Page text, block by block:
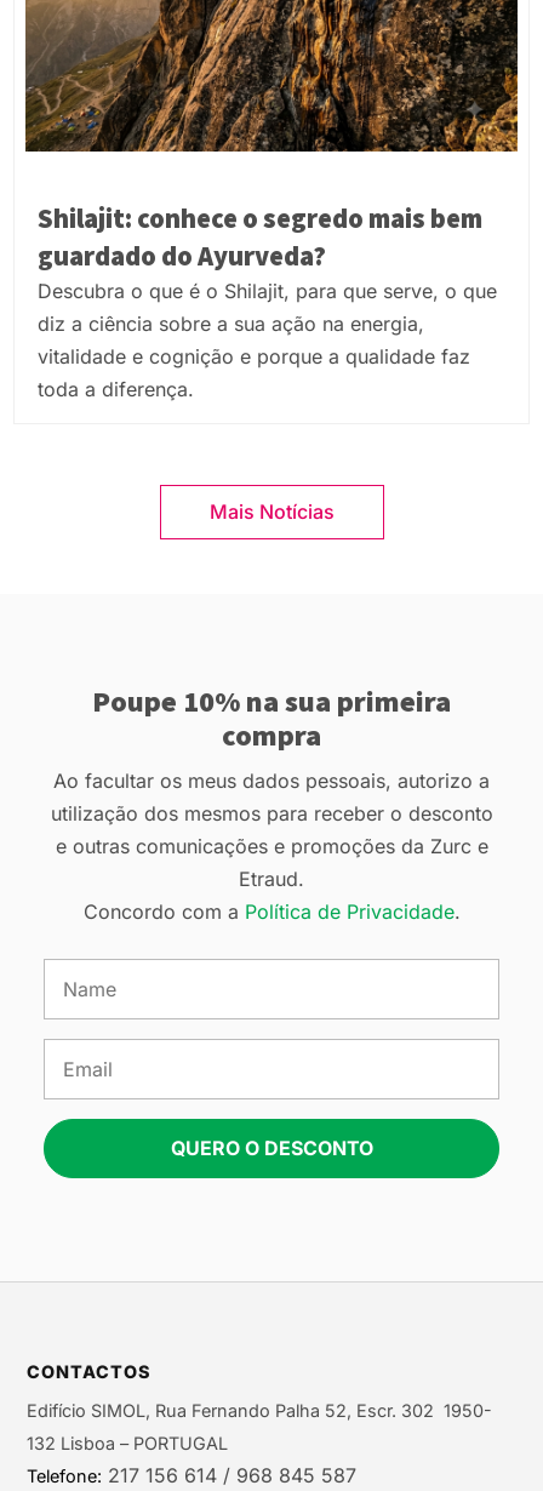
Shilajit: conhece o segredo mais bem
guardado do Ayurveda?
Descubra o que é o Shilajit, para que serve, o que
diz a ciência sobre a sua ação na energia,
vitalidade e cognição e porque a qualidade faz
toda a diferença.
Mais Notícias
Poupe 10% na sua primeira
compra
Ao facultar os meus dados pessoais, autorizo a
utilização dos mesmos para receber o desconto
e outras comunicações e promoções da Zurc e
Etraud.
Concordo com a Política de Privacidade.
QUERO O DESCONTO
CONTACTOS
Edifício SIMOL, Rua Fernando Palha 52, Escr. 302 1950-
132 Lisboa – PORTUGAL
Telefone: 217 156 614 / 968 845 587